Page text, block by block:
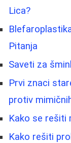
Lica?
Pitanja
Saveti za
Prvi znaci
protiv
Kako se rešiti
Kako rešiti